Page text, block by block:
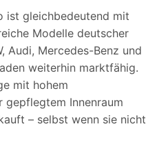
ist gleichbedeutend mit
Modelle deutscher
Audi, Mercedes-Benz und
weiterhin marktfähig.
mit hohem
gepflegtem Innenraum
– selbst wenn sie nicht